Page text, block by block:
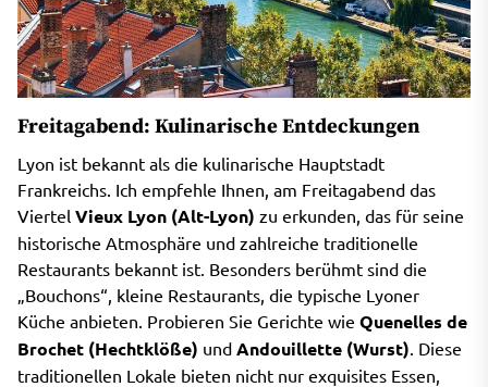
Freitagabend: Kulinarische Entdeckungen
Lyon ist bekannt als die kulinarische Hauptstadt
Frankreichs. Ich empfehle Ihnen, am Freitagabend das
Viertel Vieux Lyon (Alt-Lyon) zu erkunden, das für seine
historische Atmosphäre und zahlreiche traditionelle
Restaurants bekannt ist. Besonders berühmt sind die
„Bouchons“, kleine Restaurants, die typische Lyoner
Küche anbieten. Probieren Sie Gerichte wie Quenelles de
Brochet (Hechtklöße) und Andouillette (Wurst) . Diese
traditionellen Lokale bieten nicht nur exquisites Essen,